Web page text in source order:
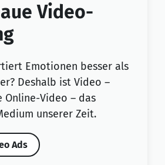
Video-
Emotionen besser als
Deshalb ist Video –
Online-Video – das
unserer Zeit.
Ads